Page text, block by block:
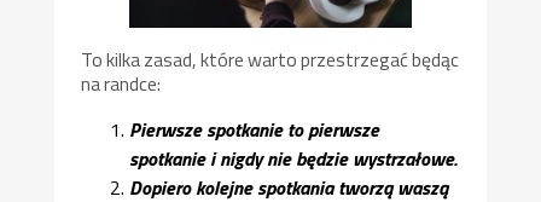
To kilka zasad, które warto przestrzegać będąc
na randce:
Pierwsze spotkanie to pierwsze
spotkanie i nigdy nie będzie wystrzałowe.
Dopiero kolejne spotkania tworzą waszą